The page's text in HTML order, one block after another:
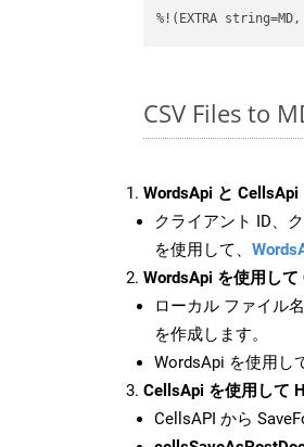
%!(EXTRA
CSV Files to
WordsApi と
クライアント ID、
を使用して、
WordsApi を使用し
ローカル ファイル
を作成します。
WordsApi を使用し
CellsApi を使用して
CellsAPI から